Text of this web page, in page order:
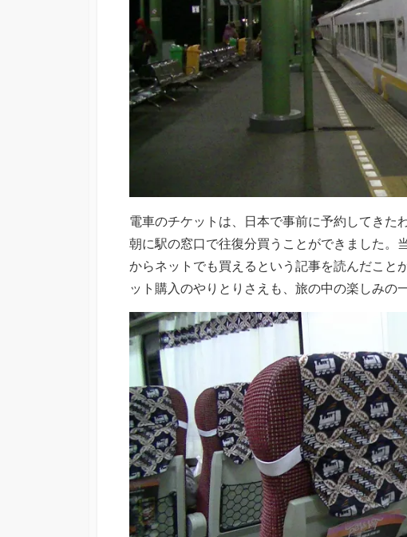
電車のチケットは、日本で事前に予約してきた
朝に駅の窓口で往復分買うことができました。
からネットでも買えるという記事を読んだこと
ット購入のやりとりさえも、旅の中の楽しみの